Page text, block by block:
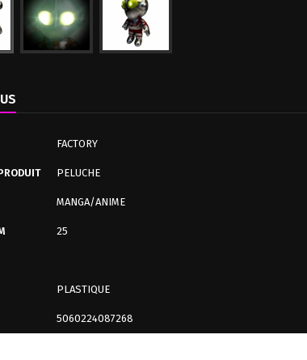
FACTORY
PELUCHE
MANGA/ANIME
25
PLASTIQUE
5060224087268